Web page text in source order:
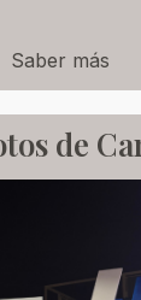
Saber más
de